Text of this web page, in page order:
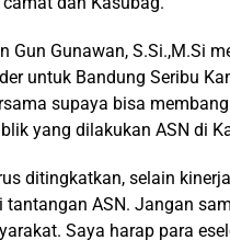
Gun Gunawan, S.Si.,M.Si
untuk Bandung Seribu
supaya bisa
yang dilakukan ASN di
ditingkatkan, selain
ASN. Jangan
Saya harap para